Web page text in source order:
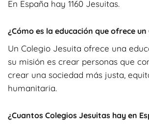
En España hay 1160 Jesuitas.
¿Cómo es la educación que ofrece
Un Colegio Jesuita ofrece una
su misión es crear personas que
crear una sociedad más justa,
humanitaria.
¿Cuantos Colegios Jesuitas hay en